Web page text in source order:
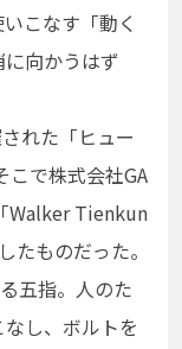
こなす「動く
向かうはず
れた「ヒュー
こで株式会社GA
Walker Tienkun
たものだった。
五指。人のた
し、ボルトを